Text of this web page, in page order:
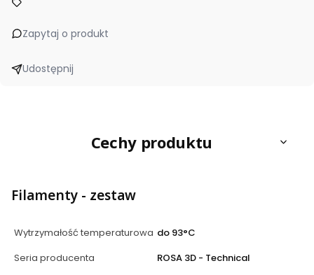
Zapytaj o produkt
Udostępnij
Cechy produktu
Filamenty - zestaw
Wytrzymałość temperaturowa do 93°C
Seria producenta
ROSA 3D - Technical